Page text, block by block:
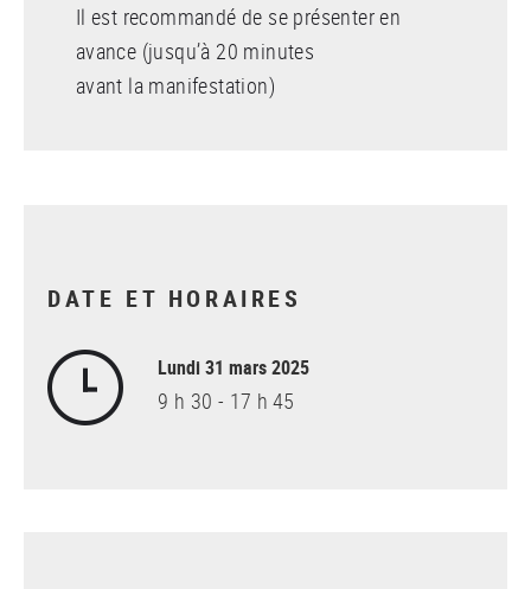
Il est recommandé de se présenter en
avance (jusqu’à 20 minutes
avant la manifestation)
DATE ET HORAIRES
Lundi 31 mars 2025
9 h 30 - 17 h 45